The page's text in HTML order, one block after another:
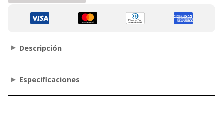
Descripción
Especificaciones